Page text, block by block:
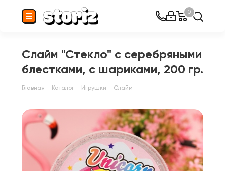
0
Слайм "Стекло" с серебряными
блестками, с шариками, 200 гр.
Главная Каталог Игрушки Слайм